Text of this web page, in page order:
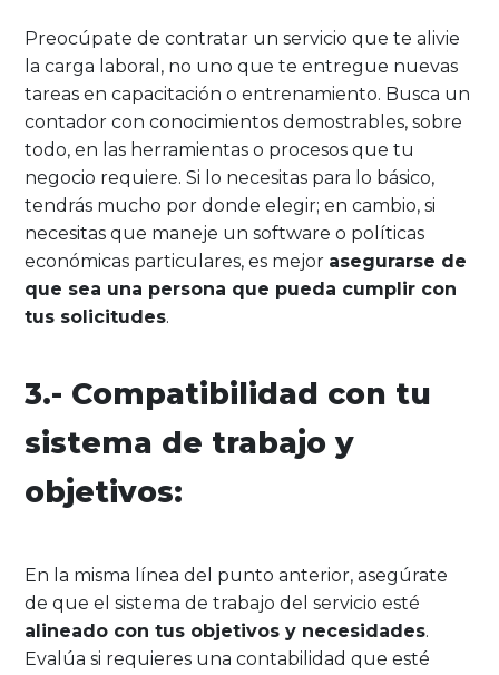
Preocúpate de contratar un servicio que te alivie
la carga laboral, no uno que te entregue nuevas
tareas en capacitación o entrenamiento. Busca un
contador con conocimientos demostrables, sobre
todo, en las herramientas o procesos que tu
negocio requiere. Si lo necesitas para lo básico,
tendrás mucho por donde elegir; en cambio, si
necesitas que maneje un software o políticas
económicas particulares, es mejor asegurarse de
que sea una persona que pueda cumplir con
tus solicitudes.
3.- Compatibilidad con tu
sistema de trabajo y
objetivos:
En la misma línea del punto anterior, asegúrate
de que el sistema de trabajo del servicio esté
alineado con tus objetivos y necesidades.
Evalúa si requieres una contabilidad que esté